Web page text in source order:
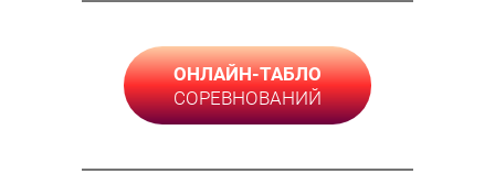
ОНЛАЙН-ТАБЛО
СОРЕВНОВАНИЙ